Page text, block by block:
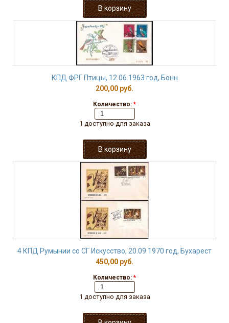
КПД ФРГ Птицы, 12.06.1963 год, Бонн
200,00 руб.
Количество: *
1 доступно для заказа
4 КПД Румынии со СГ Искусство, 20.09.1970 год, Бухарест
450,00 руб.
Количество: *
1 доступно для заказа